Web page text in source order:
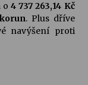
o4 737 263,14 Kč
. Plus dříve
navýšení proti